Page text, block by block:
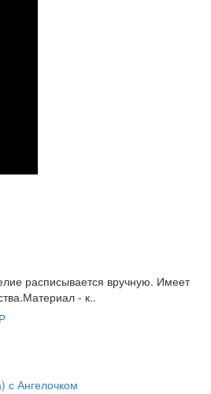
расписывается вручную. Имеет
- к..